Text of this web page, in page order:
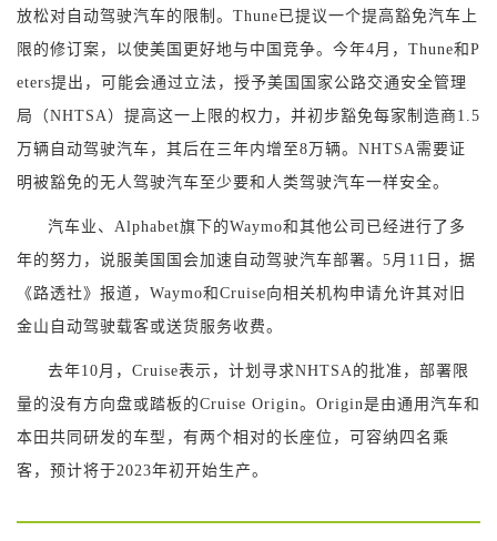
放松对自动驾驶汽车的限制。Thune已提议一个提高豁免汽车上
限的修订案，以使美国更好地与中国竞争。今年4月，Thune和P
eters提出，可能会通过立法，授予美国国家公路交通安全管理
局（NHTSA）提高这一上限的权力，并初步豁免每家制造商1.5
万辆自动驾驶汽车，其后在三年内增至8万辆。NHTSA需要证
明被豁免的无人驾驶汽车至少要和人类驾驶汽车一样安全。
汽车业、Alphabet旗下的Waymo和其他公司已经进行了多
年的努力，说服美国国会加速自动驾驶汽车部署。5月11日，据
《路透社》报道，Waymo和Cruise向相关机构申请允许其对旧
金山自动驾驶载客或送货服务收费。
去年10月，Cruise表示，计划寻求NHTSA的批准，部署限
量的没有方向盘或踏板的Cruise Origin。Origin是由通用汽车和
本田共同研发的车型，有两个相对的长座位，可容纳四名乘
客，预计将于2023年初开始生产。